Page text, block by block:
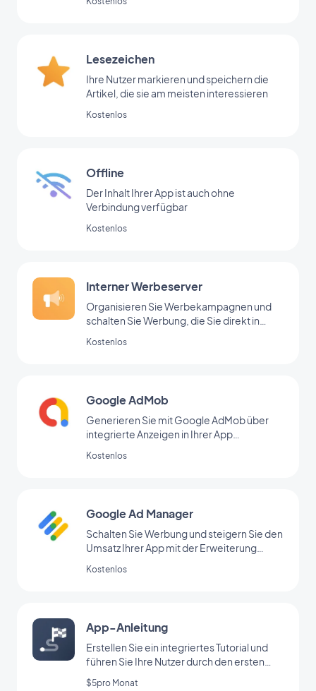
Lesezeichen
Ihre Nutzer markieren und speichern die
Artikel, die sie am meisten interessieren
Kostenlos
Offline
Der Inhalt Ihrer App ist auch ohne
Verbindung verfügbar
Kostenlos
Interner Werbeserver
Organisieren Sie Werbekampagnen und
schalten Sie Werbung, die Sie direkt in
Kostenlos
Google AdMob
Generieren Sie mit Google AdMob über
integrierte Anzeigen in Ihrer App
Kostenlos
Google Ad Manager
Schalten Sie Werbung und steigern Sie den
Umsatz Ihrer App mit der Erweiterung
Kostenlos
App-Anleitung
Erstellen Sie ein integriertes Tutorial und
führen Sie Ihre Nutzer durch den ersten
Start Ihrer App
$5pro Monat